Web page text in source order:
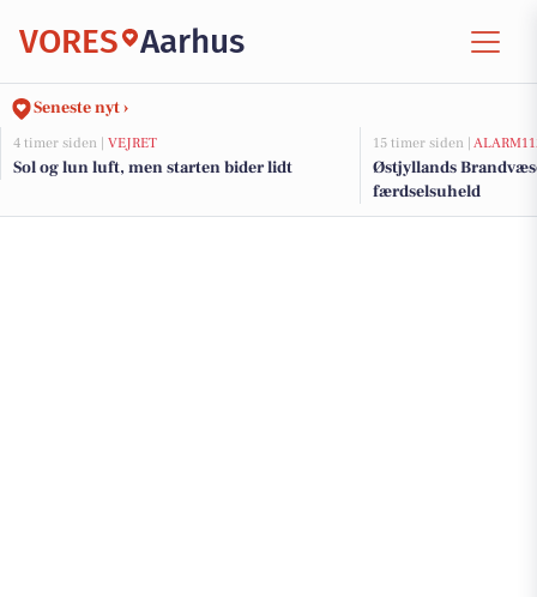
VORES Aarhus
Seneste nyt ›
4 timer siden | VEJRET
Sol og lun luft, men starten bider lidt
15 timer siden |
Østjyllands
færdselsuheld